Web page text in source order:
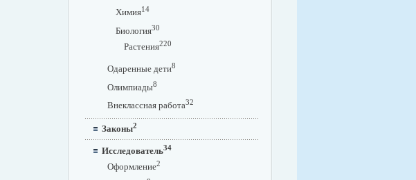
Химия14
Биология30
Растения220
Одаренные дети8
Олимпиады8
Внеклассная работа32
Законы2
Исследователь34
Оформление2